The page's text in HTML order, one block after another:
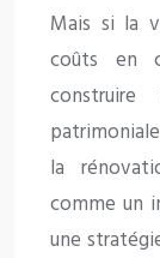
Mais si la
coûts en
la
comme un
une